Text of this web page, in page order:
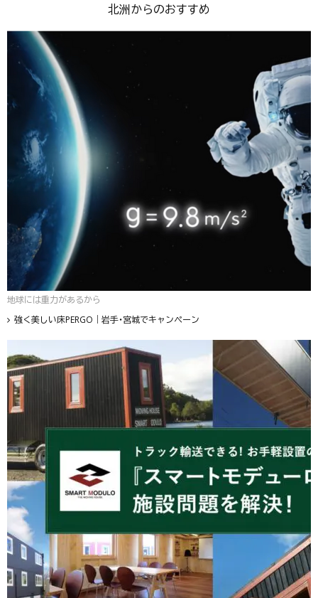
北洲からのおすすめ
地球には重力があるから
強く美しい床PERGO｜岩手・宮城でキャンペーン